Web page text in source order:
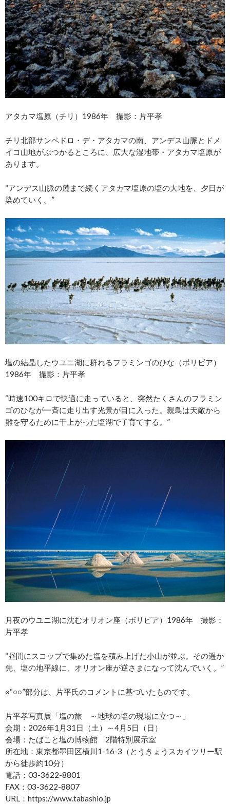
アタカマ塩原（チリ）1986年 撮影：片平孝
チリ北部サンペドロ・デ・アタカマの南、アンデス山脈とドメ
イコ山地がぶつかるところに、広大な湿地帯・アタカマ塩原が
あります。
“アンデス山脈の麓まで続くアタカマ塩原の塩の大地を、夕日が
染めていく。”
塩の結晶したウユニ湖に群れるフラミンゴのひな（ボリビア）
1986年 撮影：片平孝
“時速100キロで快適に走っていると、突然たくさんのフラミン
ゴのひなが一斉に走り出す光景が目に入った。親鳥は天敵から
雛を守るために干上がった塩湖で子育てする。”
月夜のウユニ湖に沈むオリオン座（ボリビア）1986年 撮影：
片平孝
“昼間にスコップで集めた塩を積み上げた小山が並ぶ。その遥か
先、塩の地平線に、オリオン座が逆さまになって沈んでいく。”
※“○○”部分は、片平氏のコメントに基づいたものです。
片平孝写真展「塩の旅 ～地球の塩の現場に立つ～」
会期：2026年1月31日（土）～4月5日（日）
会場：たばこと塩の博物館 2階特別展示室
所在地：東京都墨田区横川1-16-3（とうきょうスカイツリー駅
から徒歩約10分）
電話：03-3622-8801
FAX：03-3622-8807
URL：https://www.tabashio.jp